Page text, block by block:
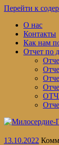
Перейти к
О нас
Контакты
Как нам
Отчет по
13.10.2022